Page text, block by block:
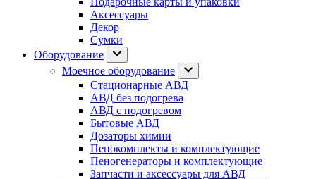
Аксессуары
Декор
Сумки
Оборудование
Моечное оборудование
Стационарные АВД
АВД без подогрева
АВД с подогревом
Бытовые АВД
Дозаторы химии
Пенокомплекты и комплектующие
Пеногенераторы и комплектующие
Запчасти и аксессуары для АВД